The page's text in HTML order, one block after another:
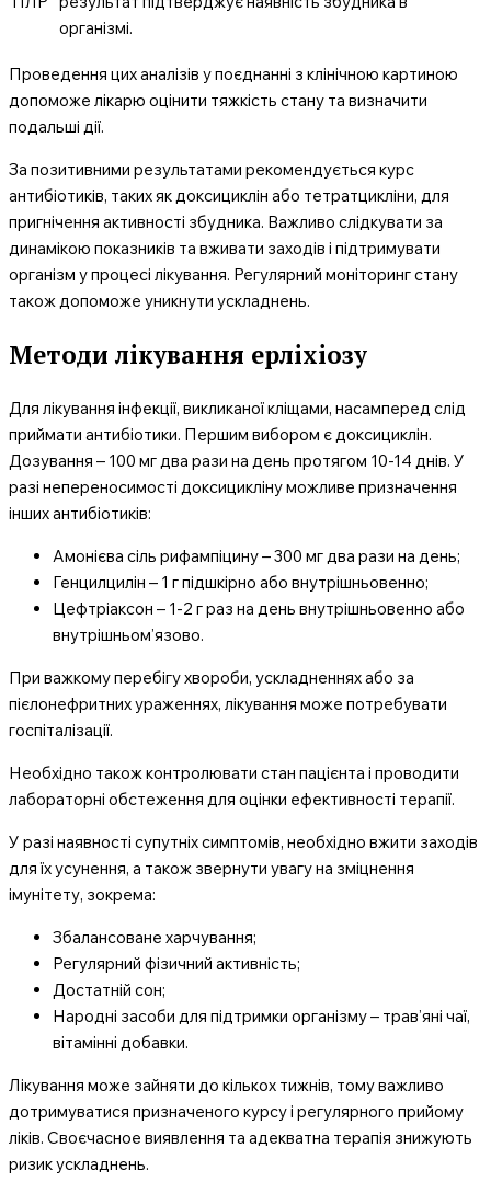
організмі.
Проведення цих аналізів у поєднанні з клінічною картиною
допоможе лікарю оцінити тяжкість стану та визначити
подальші дії.
За позитивними результатами рекомендується курс
антибіотиків, таких як доксициклін або тетратцикліни, для
пригнічення активності збудника. Важливо слідкувати за
динамікою показників та вживати заходів і підтримувати
організм у процесі лікування. Регулярний моніторинг стану
також допоможе уникнути ускладнень.
Методи лікування ерліхіозу
Для лікування інфекції, викликаної кліщами, насамперед слід
приймати антибіотики. Першим вибором є доксициклін.
Дозування – 100 мг два рази на день протягом 10-14 днів. У
разі непереносимості доксицикліну можливе призначення
інших антибіотиків:
Амонієва сіль рифампіцину – 300 мг два рази на день;
Генцилцилін – 1 г підшкірно або внутрішньовенно;
Цефтріаксон – 1-2 г раз на день внутрішньовенно або
внутрішньом’язово.
При важкому перебігу хвороби, ускладненнях або за
пієлонефритних ураженнях, лікування може потребувати
госпіталізації.
Необхідно також контролювати стан пацієнта і проводити
лабораторні обстеження для оцінки ефективності терапії.
У разі наявності супутніх симптомів, необхідно вжити заходів
для їх усунення, а також звернути увагу на зміцнення
імунітету, зокрема:
Збалансоване харчування;
Регулярний фізичний активність;
Достатній сон;
Народні засоби для підтримки організму – трав’яні чаї,
вітамінні добавки.
Лікування може зайняти до кількох тижнів, тому важливо
дотримуватися призначеного курсу і регулярного прийому
ліків. Своєчасное виявлення та адекватна терапія знижують
ризик ускладнень.